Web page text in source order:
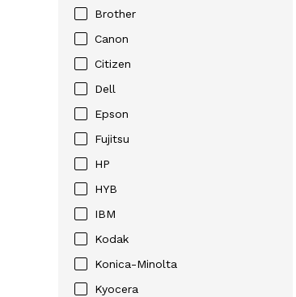
Brother
Canon
Citizen
Dell
Epson
Fujitsu
HP
HYB
IBM
Kodak
Konica-Minolta
Kyocera